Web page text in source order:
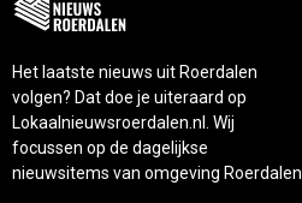
Het laatste nieuws uit Roerdalen
volgen? Dat doe je uiteraard op
Lokaalnieuwsroerdalen.nl. Wij
focussen op de dagelijkse
nieuwsitems van omgeving Roerdalen.